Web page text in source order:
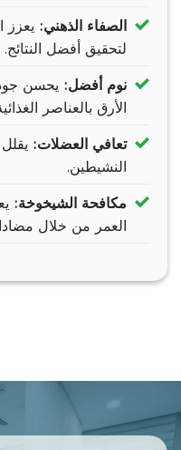
الصفاء الذهني: يعزز
لتحقيق أفضل النتائج.
نوم أفضل: يحسن
الأرق بالعناصر
تعافي العضلات:
النشيطين.
مكافحة الشيخوخة:
العمر من خلال